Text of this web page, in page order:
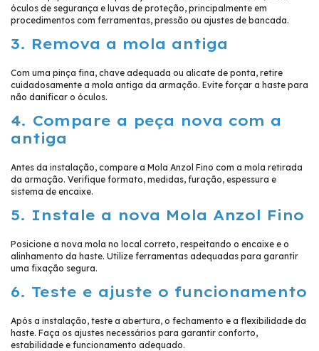
óculos de segurança e luvas de proteção, principalmente em
procedimentos com ferramentas, pressão ou ajustes de bancada.
3. Remova a mola antiga
Com uma pinça fina, chave adequada ou alicate de ponta, retire
cuidadosamente a mola antiga da armação. Evite forçar a haste para
não danificar o óculos.
4. Compare a peça nova com a
antiga
Antes da instalação, compare a Mola Anzol Fino com a mola retirada
da armação. Verifique formato, medidas, furação, espessura e
sistema de encaixe.
5. Instale a nova Mola Anzol Fino
Posicione a nova mola no local correto, respeitando o encaixe e o
alinhamento da haste. Utilize ferramentas adequadas para garantir
uma fixação segura.
6. Teste e ajuste o funcionamento
Após a instalação, teste a abertura, o fechamento e a flexibilidade da
haste. Faça os ajustes necessários para garantir conforto,
estabilidade e funcionamento adequado.